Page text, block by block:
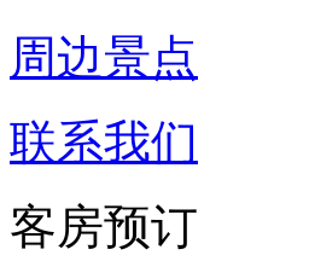
周边景点
联系我们
客房预订